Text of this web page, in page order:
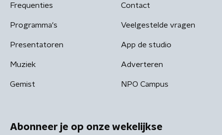
Frequenties
Programma's
Presentatoren
Muziek
Gemist
Contact
Veelgestelde vragen
App de studio
Adverteren
NPO Campus
Abonneer je op onze wekelijkse